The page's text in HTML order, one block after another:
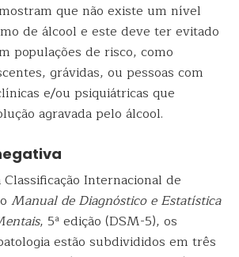
que não existe um nível
de álcool e este deve ter evitado
populações de risco, como
grávidas, ou pessoas com
e/ou psiquiátricas que
agravada pelo álcool.
Internacional de
Manual de Diagnóstico e Estatística
, 5ª edição (DSM-5), os
estão subdivididos em três